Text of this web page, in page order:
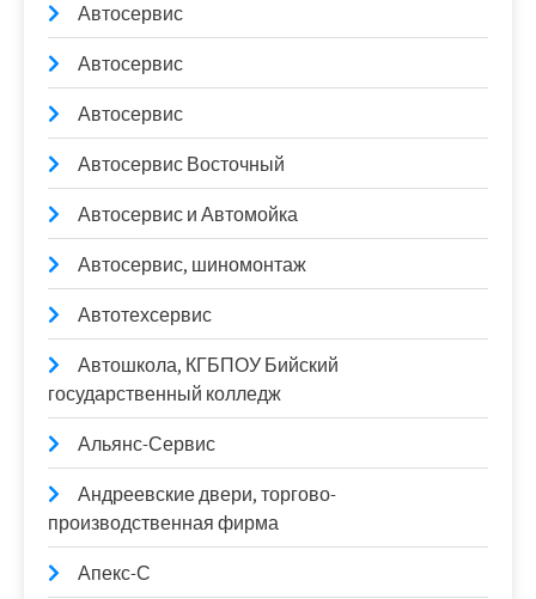
Автосервис
Автосервис
Автосервис
Автосервис Восточный
Автосервис и Автомойка
Автосервис, шиномонтаж
Автотехсервис
Автошкола, КГБПОУ Бийский
государственный колледж
Альянс-Сервис
Андреевские двери, торгово-
производственная фирма
Апекс-С